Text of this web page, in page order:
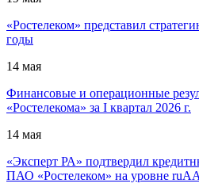
«Ростелеком» представил
годы
14 мая
Финансовые и операционные
«Ростелекома» за I квартал 2026 г.
14 мая
«Эксперт РА» подтвердил
ПАО «Ростелеком» на уровне